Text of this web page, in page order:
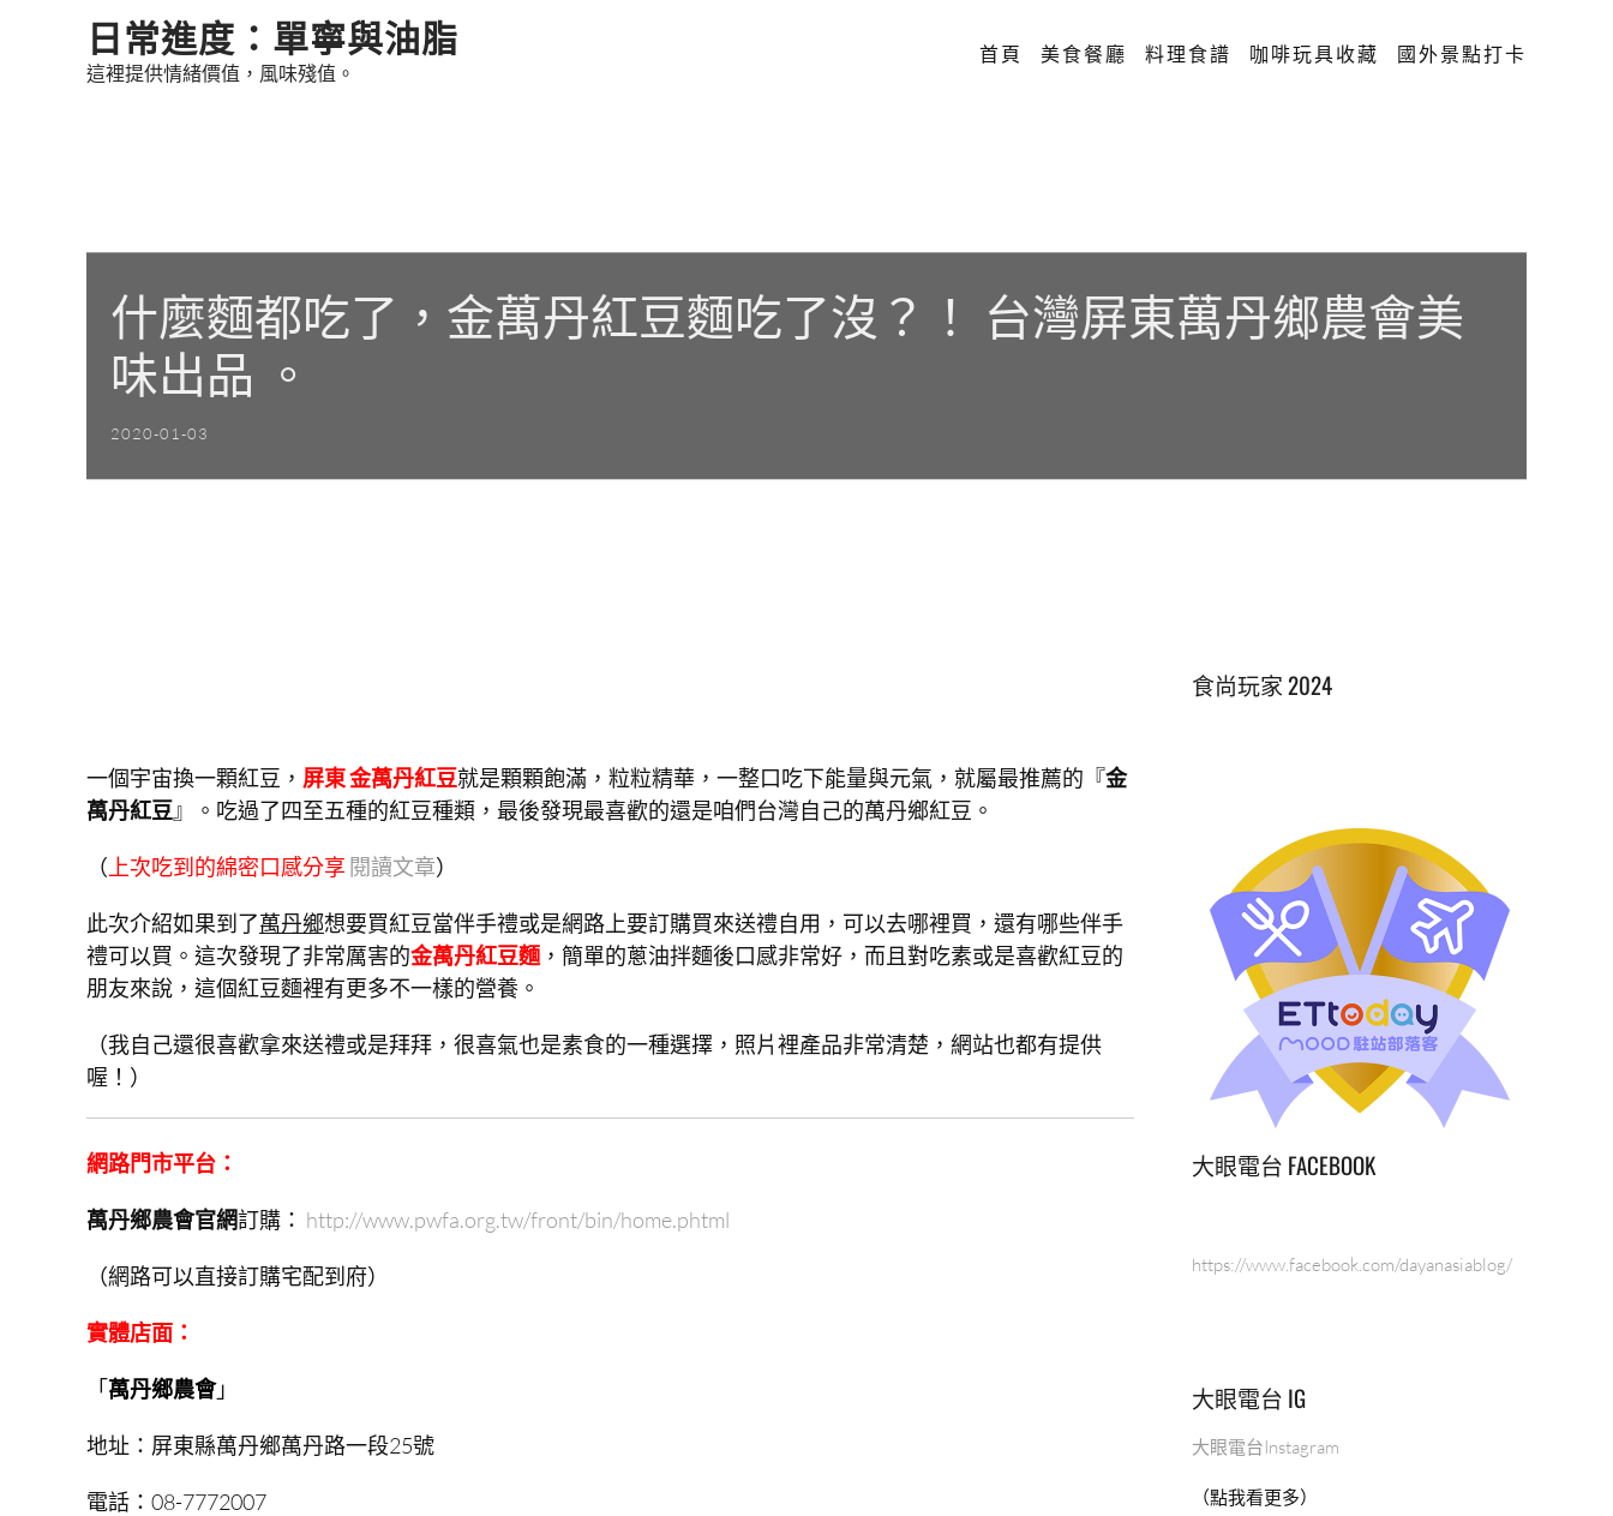
日常進度：單寧與油脂
這裡提供情緒價值，風味殘值。
首頁 美食餐廳 料理食譜 咖啡玩具收藏 國外景點打卡
什麼麵都吃了，金萬丹紅豆麵吃了沒？！ 台灣屏東萬丹鄉農會美
味出品 。
2020-01-03
一個宇宙換一顆紅豆， 屏東 金萬丹紅豆就是顆顆飽滿，粒粒精華，一整口吃下能量與元氣，就屬最推薦的『金
萬丹紅豆』。吃過了四至五種的紅豆種類，最後發現最喜歡的還是咱們台灣自己的萬丹鄉紅豆。
（ 上次吃到的綿密口感分享 閱讀文章）
此次介紹如果到了萬丹鄉想要買紅豆當伴手禮或是網路上要訂購買來送禮自用，可以去哪裡買，還有哪些伴手
禮可以買。這次發現了非常厲害的金萬丹紅豆麵 ，簡單的蔥油拌麵後口感非常好，而且對吃素或是喜歡紅豆的
朋友來說，這個紅豆麵裡有更多不一樣的營養。
（我自己還很喜歡拿來送禮或是拜拜，很喜氣也是素食的一種選擇，照片裡產品非常清楚，網站也都有提供
喔！）
網路門市平台 ：
萬丹鄉農會官網訂購： http://www.pwfa.org.tw/front/bin/home.phtml
（網路可以直接訂購宅配到府）
實體店面：
「萬丹鄉農會」
地址：屏東縣萬丹鄉萬丹路一段25號
電話：08-7772007
食尚玩家 2024
大眼電台 FACEBOOK
https://www.facebook.com/dayanasiablog/
大眼電台 IG
大眼電台Instagram
（點我看更多）